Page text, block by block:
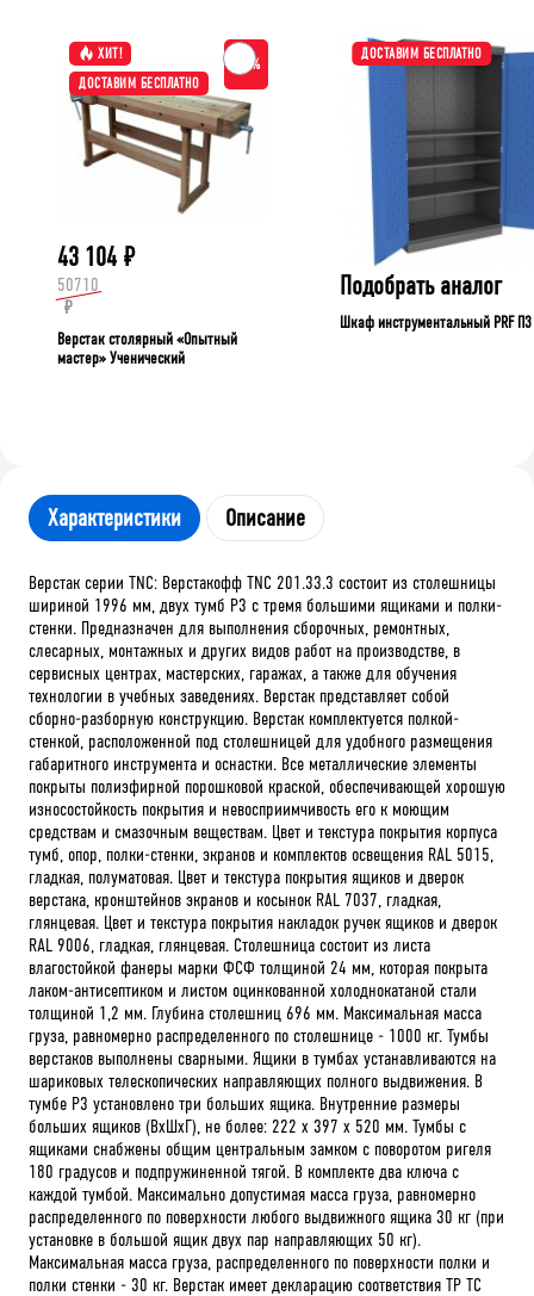
ХИТ!
ДОСТАВИМ БЕСПЛАТНО
-15%
43 104 ₽
50710
₽
Верстак столярный «Опытный
мастер» Ученический
ДОСТАВИМ БЕСПЛАТНО
Подобрать аналог
Шкаф инструментальный PRF П3
Характеристики Описание
Верстак серии TNC: Верстакофф TNC 201.33.3 состоит из столешницы
шириной 1996 мм, двух тумб P3 с тремя большими ящиками и полки-
стенки. Предназначен для выполнения сборочных, ремонтных,
слесарных, монтажных и других видов работ на производстве, в
сервисных центрах, мастерских, гаражах, а также для обучения
технологии в учебных заведениях. Верстак представляет собой
сборно-разборную конструкцию. Верстак комплектуется полкой-
стенкой, расположенной под столешницей для удобного размещения
габаритного инструмента и оснастки. Все металлические элементы
покрыты полиэфирной порошковой краской, обеспечивающей хорошую
износостойкость покрытия и невосприимчивость его к моющим
средствам и смазочным веществам. Цвет и текстура покрытия корпуса
тумб, опор, полки-стенки, экранов и комплектов освещения RAL 5015,
гладкая, полуматовая. Цвет и текстура покрытия ящиков и дверок
верстака, кронштейнов экранов и косынок RAL 7037, гладкая,
глянцевая. Цвет и текстура покрытия накладок ручек ящиков и дверок
RAL 9006, гладкая, глянцевая. Столешница состоит из листа
влагостойкой фанеры марки ФСФ толщиной 24 мм, которая покрыта
лаком-антисептиком и листом оцинкованной холоднокатаной стали
толщиной 1,2 мм. Глубина столешниц 696 мм. Максимальная масса
груза, равномерно распределенного по столешнице - 1000 кг. Тумбы
верстаков выполнены сварными. Ящики в тумбах устанавливаются на
шариковых телескопических направляющих полного выдвижения. В
тумбе P3 установлено три больших ящика. Внутренние размеры
больших ящиков (ВхШхГ), не более: 222 х 397 х 520 мм. Тумбы с
ящиками снабжены общим центральным замком с поворотом ригеля
180 градусов и подпружиненной тягой. В комплекте два ключа с
каждой тумбой. Максимально допустимая масса груза, равномерно
распределенного по поверхности любого выдвижного ящика 30 кг (при
установке в большой ящик двух пар направляющих 50 кг).
Максимальная масса груза, распределенного по поверхности полки и
полки стенки - 30 кг. Верстак имеет декларацию соответствия ТР ТС